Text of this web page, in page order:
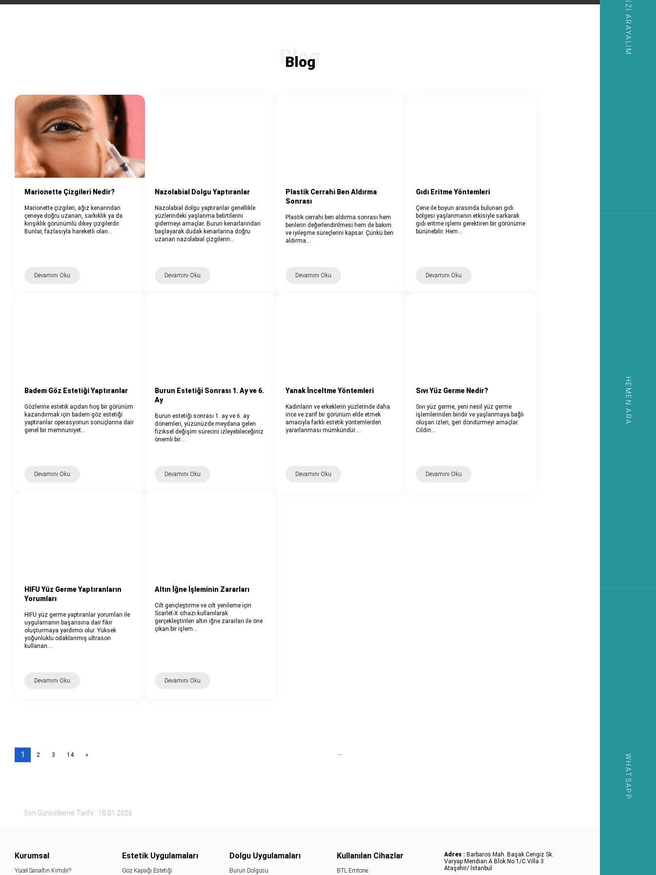
SIZI ARAYALIM
HEMEN ARA
WHATSAPP
Blog
Marionette Çizgileri Nedir?
Marionette çizgileri, ağız kenarından
çeneye doğru uzanan, sarkıklık ya da
kırışıklık görünümlü dikey çizgilerdir.
Bunlar, fazlasıyla hareketli olan…
Devamını Oku
Nazolabial Dolgu Yaptıranlar
Nazolabial dolgu yaptıranlar genellikle
yüzlerindeki yaşlanma belirtilerini
gidermeyi amaçlar. Burun kenarlarından
başlayarak dudak kenarlarına doğru
uzanan nazolabial çizgilerin…
Devamını Oku
Plastik Cerrahi Ben Aldırma
Sonrası
Plastik cerrahi ben aldırma sonrası hem
benlerin değerlendirilmesi hem de bakım
ve iyileşme süreçlerini kapsar. Çünkü ben
aldırma…
Devamını Oku
Gıdı Eritme Yöntemleri
Çene ile boyun arasında bulunan gıdı
bölgesi yaşlanmanın etkisiyle sarkarak
gıdı eritme işlemi gerektiren bir görünüme
bürünebilir. Hem…
Devamını Oku
Badem Göz Estetiği Yaptıranlar
Gözlerine estetik açıdan hoş bir görünüm
kazandırmak için badem göz estetiği
yaptıranlar operasyonun sonuçlarına dair
genel bir memnuniyet…
Devamını Oku
Burun Estetiği Sonrası 1. Ay ve 6.
Ay
Burun estetiği sonrası 1. ay ve 6. ay
dönemleri, yüzünüzde meydana gelen
fiziksel değişim sürecini izleyebileceğiniz
önemli bir…
Devamını Oku
Yanak İnceltme Yöntemleri
Kadınların ve erkeklerin yüzlerinde daha
ince ve zarif bir görünüm elde etmek
amacıyla farklı estetik yöntemlerden
yararlanması mümkündür.…
Devamını Oku
Sıvı Yüz Germe Nedir?
Sıvı yüz germe, yeni nesil yüz germe
işlemlerinden biridir ve yaşlanmaya bağlı
oluşan izleri, geri döndürmeyi amaçlar.
Cildin…
Devamını Oku
HIFU Yüz Germe Yaptıranların
Yorumları
HIFU yüz germe yaptıranlar yorumları ile
uygulamanın başarısına dair fikir
oluşturmaya yardımcı olur. Yüksek
yoğunluklu odaklanmış ultrason
kullanan…
Devamını Oku
Altın İğne İşleminin Zararları
Cilt gençleştirme ve cilt yenileme için
Scarlet-X cihazı kullanılarak
gerçekleştirilen altın iğne zararları ile öne
çıkan bir işlem…
Devamını Oku
1 2 3 …
14 »
Son Güncelleme Tarihi : 18.01.2026
Kurumsal
Yücel Sarıaltın Kimdir?
Estetik Uygulamaları
Göz Kapağı Estetiği
Dolgu Uygulamaları
Burun Dolgusu
Kullanılan Cihazlar
BTL Emtone
Adres : Barbaros Mah. Başak Cengiz Sk.
Varyap Meridian A Blok No:1/C Villa 3
Ataşehir/ İstanbul